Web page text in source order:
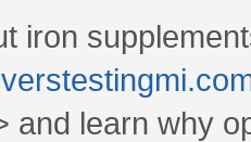
iron
and learn why